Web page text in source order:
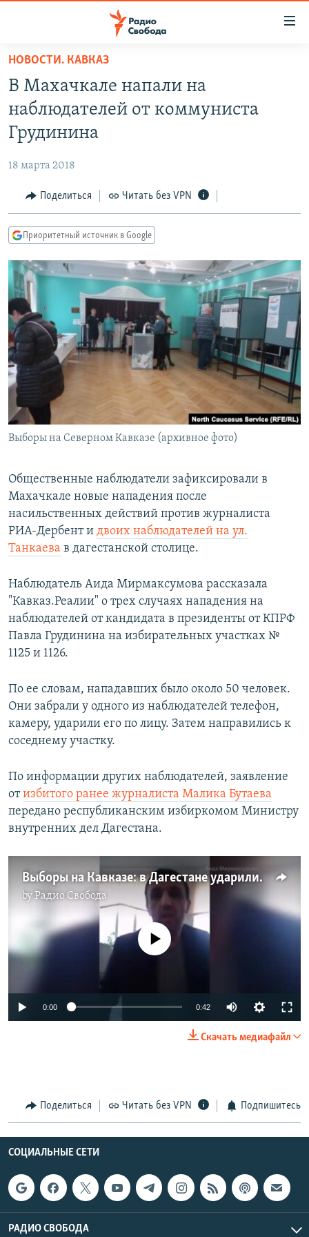
упрощенного
доступа
Вернуться
основному
Вернутся
Вернутся
поиску
ПОДКАСТЫ
АВТОРСКИЕ ПРОЕКТЫ
МНЕНИЯ
КУЛЬТУРА
КАВКАЗ.РЕАЛИИ
СЕВЕР.РЕАЛИИ
СИБИРЬ.РЕАЛИИ
РАСПИСАНИЕ ВЕЩАНИЯ
ПОДПИШИТЕСЬ НА РАССЫЛКУ
СОЦИАЛЬНЫЕ СЕТИ
Все сайты РСЕ/РС
НОВОСТИ. КАВКАЗ
В Махачкале напали на
наблюдателей от коммуниста
Грудинина
18 марта 2018
Поделиться Читать без VPN
Приоритетный источник в Google
Выборы на Северном Кавказе (архивное фото)
Общественные наблюдатели зафиксировали в
Махачкале новые нападения после
насильственных действий против журналиста
РИА-Дербент и двоих наблюдателей на ул.
Танкаева в дагестанской столице.
Наблюдатель Аида Мирмаксумова рассказала
"Кавказ.Реалии" о трех случаях нападения на
наблюдателей от кандидата в президенты от КПРФ
Павла Грудинина на избирательных участках №
1125 и 1126.
По ее словам, нападавших было около 50 человек.
Они забрали у одного из наблюдателей телефон,
камеру, ударили его по лицу. Затем направились к
соседнему участку.
По информации других наблюдателей, заявление
отизбитого ранее журналиста Малика Бутаева
передано республиканским избиркомом Министру
внутренних дел Дагестана.
Выборы на Кавказе: в Дагестане ударили члена УИКа, на Кубани заметили вброс
byРадио Свобода
No media source currently available
0:00 0:42
Скачать медиафайл
Поделиться Читать без VPN Подпишитесь
СОЦИАЛЬНЫЕ СЕТИ
РАДИО СВОБОДА